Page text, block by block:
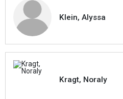
Klein, Alyssa
Kragt, Noraly